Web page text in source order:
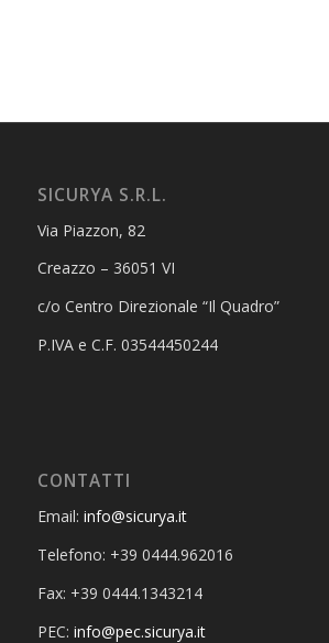
SICURYA S.R.L.
Via Piazzon, 82
Creazzo – 36051 VI
c/o Centro Direzionale “Il Quadro”
P.IVA e C.F. 03544450244
CONTATTI
Email: info@sicurya.it
Telefono: +39 0444.962016
Fax: +39 0444.1343214
PEC: info@pec.sicurya.it